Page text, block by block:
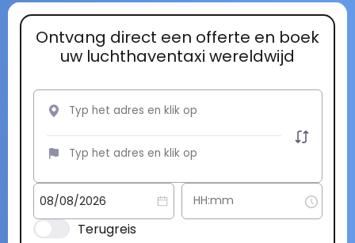
Ontvang direct een offerte en boek
uw luchthaventaxi wereldwijd
Terugreis